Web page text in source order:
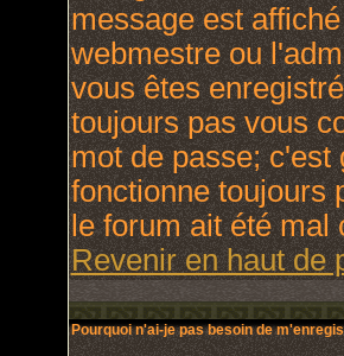
message est
webmestre ou
vous êtes
toujours pas vous
mot de passe; c'est
fonctionne toujours
le forum ait été mal
Revenir en haut de
Pourquoi n'ai-je pas besoin de